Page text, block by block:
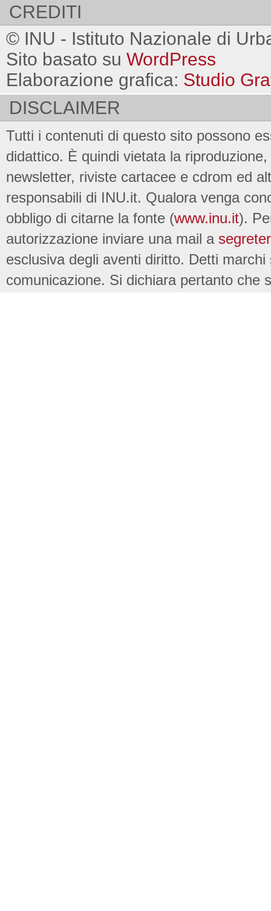
CREDITI
© INU - Istituto Nazionale di
Sito basato su WordPress
Elaborazione grafica: Studio
DISCLAIMER
Tutti i contenuti di questo sito possono
didattico. È quindi vietata la
newsletter, riviste cartacee e cdrom ed
responsabili di INU.it. Qualora venga
obbligo di citarne la fonte (www.inu.it).
autorizzazione inviare una mail a
esclusiva degli aventi diritto. Detti
comunicazione. Si dichiara pertanto che